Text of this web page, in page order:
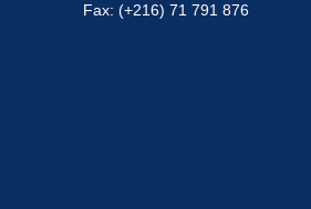
Fax: (+216) 71 791 876